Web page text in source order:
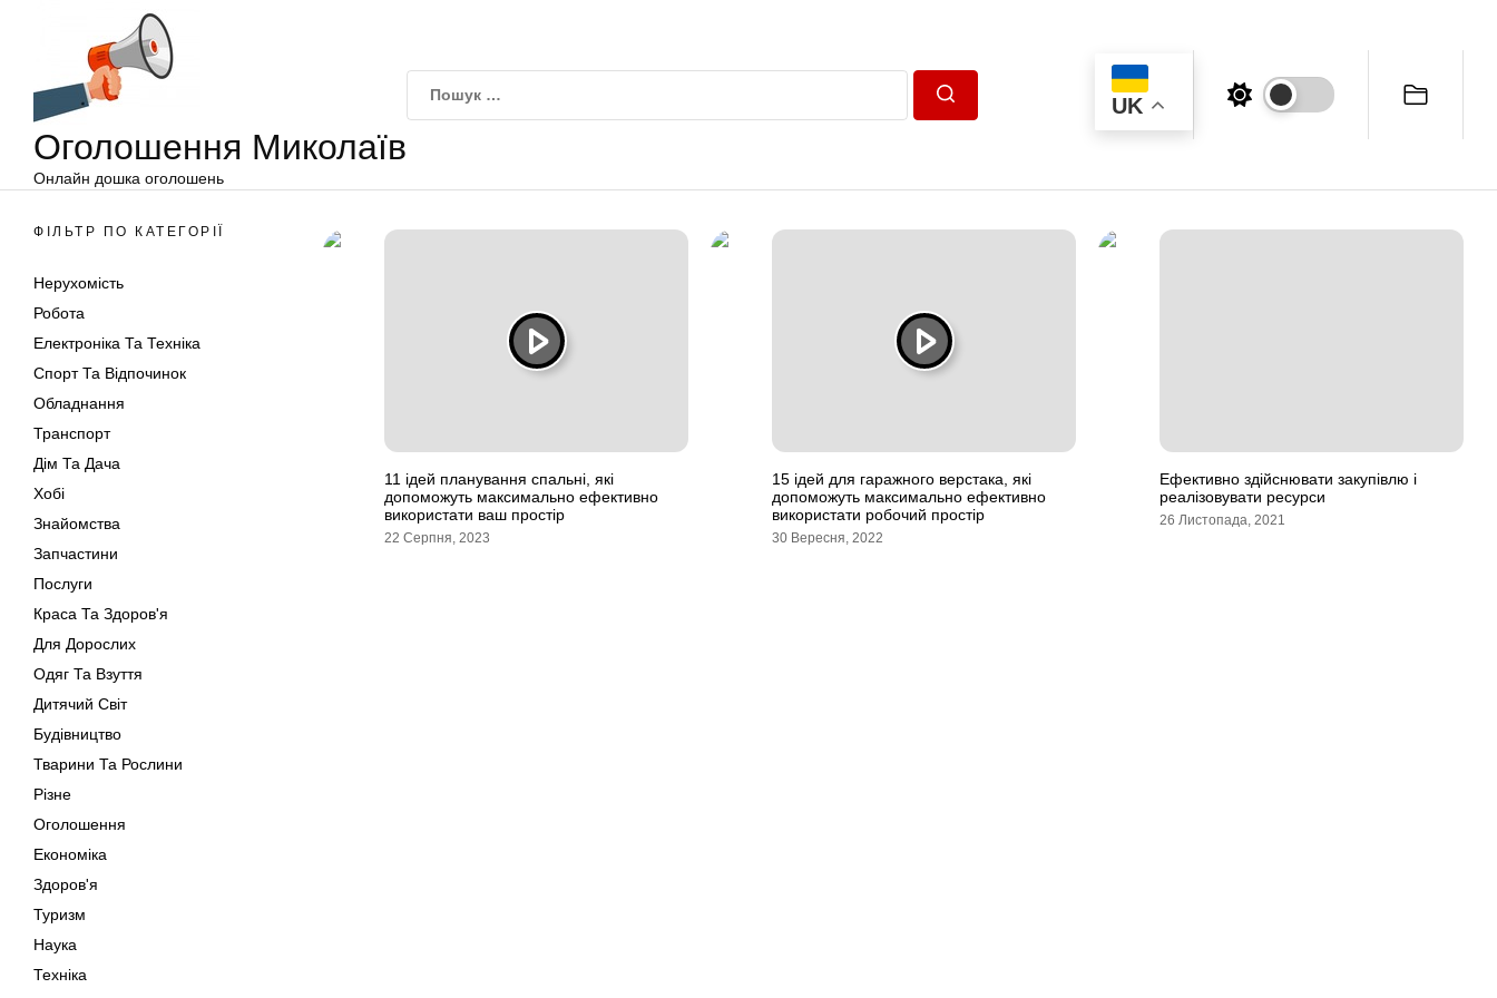
Оголошення Миколаїв
Онлайн дошка оголошень
UK
ФІЛЬТР ПО КАТЕГОРІЇ
Нерухомість
Робота
Електроніка Та Техніка
Спорт Та Відпочинок
Обладнання
Транспорт
Дім Та Дача
Хобі
Знайомства
Запчастини
Послуги
Краса Та Здоров'я
Для Дорослих
Одяг Та Взуття
Дитячий Світ
Будівництво
Тварини Та Рослини
Різне
Оголошення
Економіка
Здоров'я
Туризм
Наука
Техніка
11 ідей планування спальні, які
допоможуть максимально ефективно
використати ваш простір
22 Серпня, 2023
15 ідей для гаражного верстака, які
допоможуть максимально ефективно
використати робочий простір
30 Вересня, 2022
Ефективно здійснювати закупівлю і
реалізовувати ресурси
26 Листопада, 2021